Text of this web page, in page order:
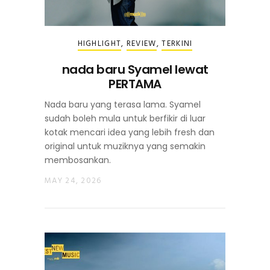
HIGHLIGHT, REVIEW,TERKINI
nada baru Syamel lewat
PERTAMA
Nada baru yang terasa lama. Syamel
sudah boleh mula untuk berfikir di luar
kotak mencari idea yang lebih fresh dan
original untuk muziknya yang semakin
membosankan.
MAY 24, 2026